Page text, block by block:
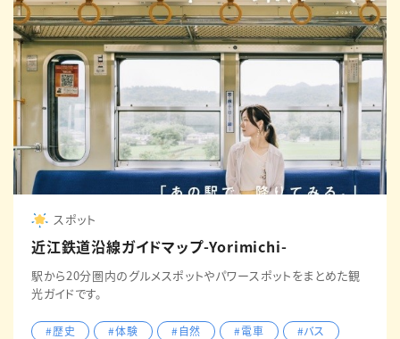
スポット
近江鉄道沿線ガイドマップ-Yorimichi-
駅から20分圏内のグルメスポットやパワースポットをまとめた観
光ガイドです。
#歴史 #体験 #自然 #電車
#バス